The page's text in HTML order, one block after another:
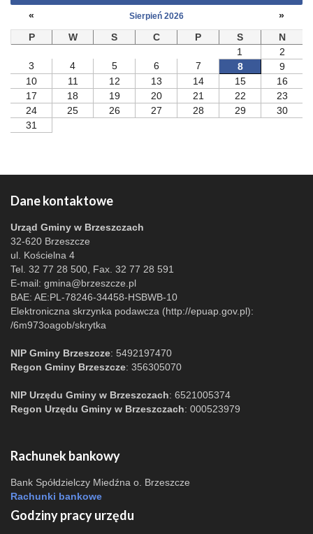
«
Sierpień 2026
»
P
W S C P S
N
1
2
3
4 5 6 7 8
9
10
11 12 13 14 15
16
17
18 19 20 21 22
23
24
25 26 27 28 29
30
31
Dane kontaktowe
Urząd Gminy w Brzeszczach
32-620 Brzeszcze
ul. Kościelna 4
Tel. 32 77 28 500, Fax. 32 77 28 591
E-mail: gmina@brzeszcze.pl
BAE: AE:PL-78246-34458-HSBWB-10
Elektroniczna skrzynka podawcza (http://epuap.gov.pl):
/6m973oagob/skrytka
NIP Gminy Brzeszcze: 5492197470
Regon Gminy Brzeszcze: 356305070
NIP Urzędu Gminy w Brzeszczach: 6521005374
Regon Urzędu Gminy w Brzeszczach: 000523979
Rachunek bankowy
Bank Spółdzielczy Miedźna o. Brzeszcze
Rachunki bankowe
Godziny pracy urzędu